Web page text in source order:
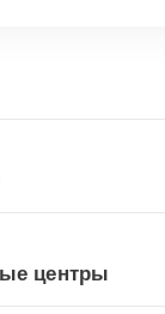
центры